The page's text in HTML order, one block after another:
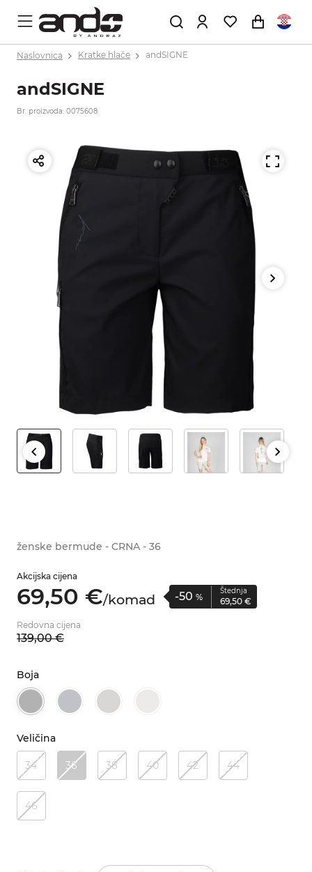
Naslovnica Kratke hlače andSIGNE
andSIGNE
Br. proizvoda: 0075608
ženske bermude - CRNA - 36
Akcijska cijena
69,50 €/komad -50 %
Štednja
69,50 €
Redovna cijena
139,00 €
Boja
Veličina
34 36 38 40 42 44
46